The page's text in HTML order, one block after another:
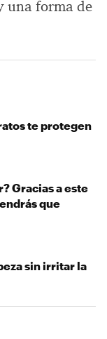
una forma de
te protegen
Gracias a este
que
sin irritar la